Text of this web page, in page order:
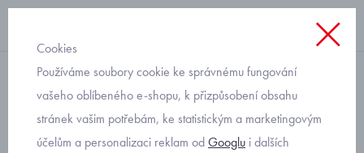
zimní bundy
dívčí zimní bunda Reima
Cookies
Používáme soubory cookie ke správnému fungování
vašeho oblíbeného e-shopu, k přizpůsobení obsahu
stránek vašim potřebám, ke statistickým a marketingovým
účelům a personalizaci reklam odGooglu i dalších